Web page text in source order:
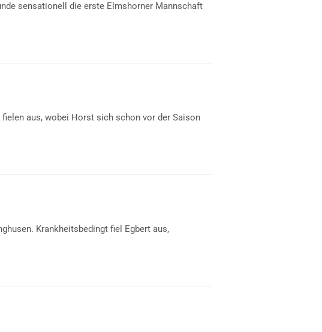
sensationell die erste Elmshorner Mannschaft
aus, wobei Horst sich schon vor der Saison
Krankheitsbedingt fiel Egbert aus,